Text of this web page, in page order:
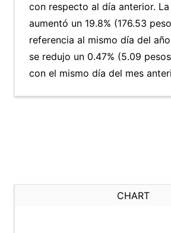
con respecto al día anterior. La
aumentó un 19.8% (176.53
referencia al mismo día del
se redujo un 0.47% (5.09
con el mismo día del mes
CHART